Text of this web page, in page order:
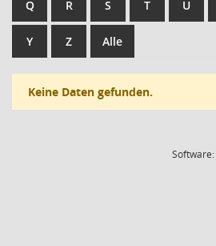
Q R S T U
Y Z Alle
Keine Daten gefunden.
Software: